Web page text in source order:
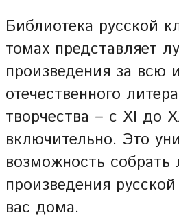
Библиотека русской
томах представляет
произведения за всю
отечественного
творчества – с XI до
включительно. Это
возможность собрать
произведения
вас дома.